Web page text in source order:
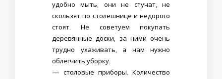
удобно мыть, они не стучат, не
скользят по столешнице и недорого
стоят. Не советуем покупать
деревянные доски, за ними очень
трудно ухаживать, а нам нужно
облегчить уборку.
— столовые приборы. Количество